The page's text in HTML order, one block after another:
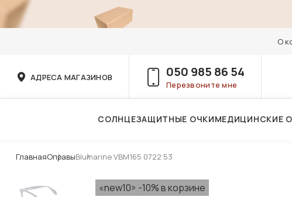
О
АДРЕСА МАГАЗИНОВ 050 985 86 54
Перезвоните мне
СОЛНЦЕЗАЩИТНЫЕ ОЧКИМЕДИЦИНСКИЕ
ГлавнаяОправыBlumarine VBM165 0722 53
«new10» -10% в корзине